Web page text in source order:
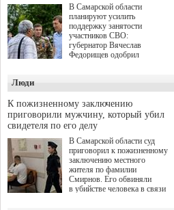
В Самарской области
планируют усилить
поддержку занятости
участников СВО:
губернатор Вячеслав
Федорищев одобрил
Живайкина, направленные
на трудоустройство и более
спокойную адаптацию к
мирной жизни.
Люди
К пожизненному заключению
приговорили мужчину, который убил
свидетеля по его делу
В Самарской области суд
приговорил к пожизненному
заключению местного
жителя по фамилии
Смирнов. Его обвиняли
в убийстве человека в связи